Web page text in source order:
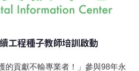
工程種子教師培訓啟動
的貢獻不輸專業者！」參與98年永